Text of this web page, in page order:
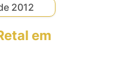
2012
em